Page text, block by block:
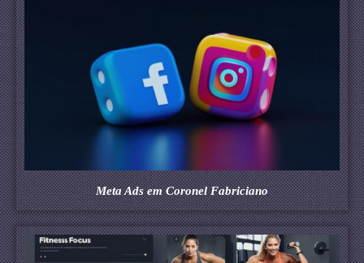
Meta Ads em Coronel Fabriciano